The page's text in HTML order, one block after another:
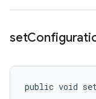
set
public void